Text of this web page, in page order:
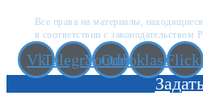
Все права на материалы,
в соответствии с законодательством
VkTelegramYoutube
Odnoklassniki